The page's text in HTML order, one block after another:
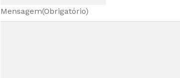
Mensagem(Obrigatório)